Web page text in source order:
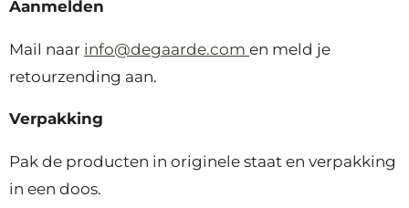
Aanmelden
Mail naar info@degaarde.com en meld je
retourzending aan.
Verpakking
Pak de producten in originele staat en verpakking
in een doos.